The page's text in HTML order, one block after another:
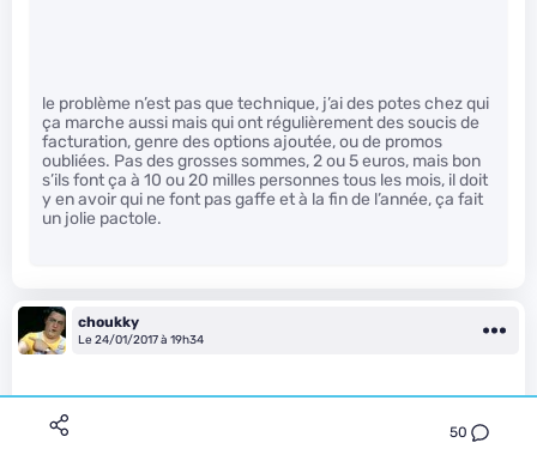
50
le problème n’est pas que technique, j’ai des potes chez qui
ça marche aussi mais qui ont régulièrement des soucis de
facturation, genre des options ajoutée, ou de promos
oubliées. Pas des grosses sommes, 2 ou 5 euros, mais bon
s’ils font ça à 10 ou 20 milles personnes tous les mois, il doit
y en avoir qui ne font pas gaffe et à la fin de l’année, ça fait
un jolie pactole.
choukky
Le 24/01/2017 à 19h34